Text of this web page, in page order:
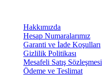
Hakkımızda
Hesap Numaralarımız
Garanti ve İade Koşulları
Gizlilik Politikası
Mesafeli Satış Sözleşmesi
Ödeme ve Teslimat